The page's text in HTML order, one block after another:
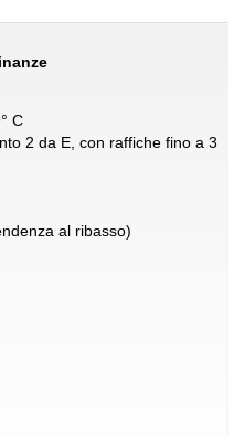
C
2 da E, con raffiche fino a 3
al ribasso)